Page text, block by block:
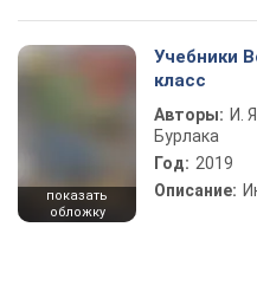
показать
обложку
Учебники
класс
Авторы: И.
Бурлака
Год: 2019
Описание: